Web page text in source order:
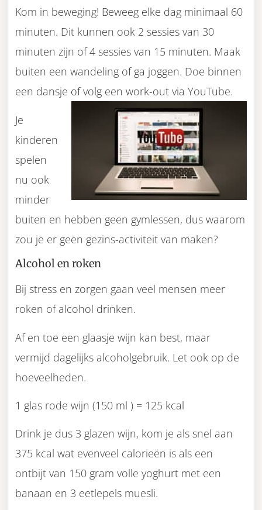
Kom in beweging! Beweeg elke dag minimaal 60
minuten. Dit kunnen ook 2 sessies van 30
minuten zijn of 4 sessies van 15 minuten. Maak
buiten een wandeling of ga joggen. Doe binnen
een dansje of volg een work-out via YouTube.
Je
kinderen
spelen
nu ook
minder
buiten en hebben geen gymlessen, dus waarom
zou je er geen gezins-activiteit van maken?
Alcohol en roken
Bij stress en zorgen gaan veel mensen meer
roken of alcohol drinken.
Af en toe een glaasje wijn kan best, maar
vermijd dagelijks alcoholgebruik. Let ook op de
hoeveelheden.
1 glas rode wijn (150 ml ) = 125 kcal
Drink je dus 3 glazen wijn, kom je als snel aan
375 kcal wat evenveel calorieën is als een
ontbijt van 150 gram volle yoghurt met een
banaan en 3 eetlepels muesli.